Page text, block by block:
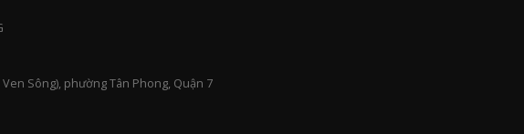
Sông), phường Tân Phong, Quận 7